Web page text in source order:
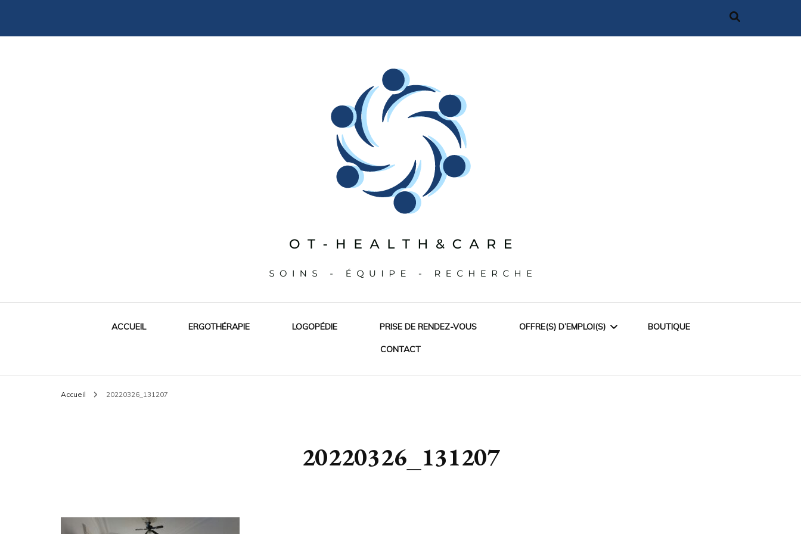
OT Health & Care
ACCUEIL ERGOTHÉRAPIE LOGOPÉDIE PRISE DE RENDEZ-VOUS OFFRE(S) D’EMPLOI(S) BOUTIQUE
CONTACT
Accueil 20220326_131207
20220326_131207